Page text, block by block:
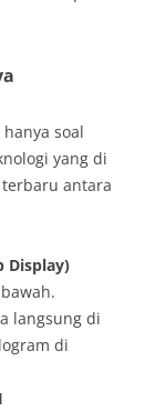
soal
yang di
antara
Display)
langsung di
di